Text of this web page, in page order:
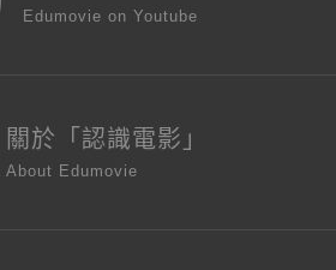
Edumovie on Youtube
關於「認識電影」
About Edumovie